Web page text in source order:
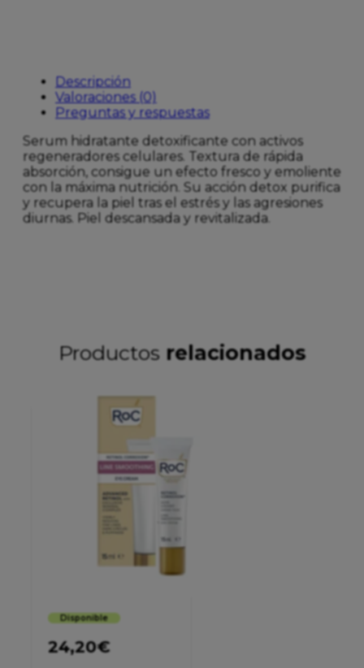
Descripción
Valoraciones (0)
Preguntas y respuestas
Serum hidratante detoxificante con activos
regeneradores celulares. Textura de rápida
absorción, consigue un efecto fresco y emoliente
con la máxima nutrición. Su acción detox purifica
y recupera la piel tras el estrés y las agresiones
diurnas. Piel descansada y revitalizada.
Productos relacionados
Disponible
24,20€